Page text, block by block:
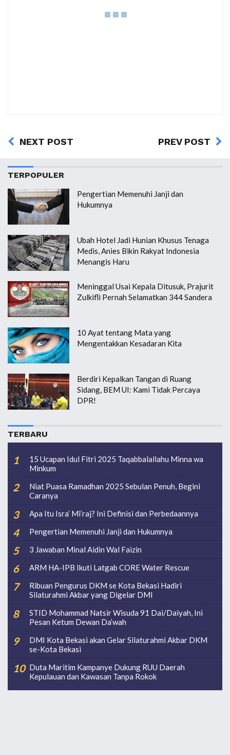
NEXT POST PREV POST
TERPOPULER
Pengertian Memenuhi Janji dan
Hukumnya
Ubah Hotel Jadi Hunian Khusus Tenaga
Medis, Anies Bikin Rakyat Indonesia
Menangis Haru
Meninggal Usai Kepala Ditusuk, Prajurit
Zulkifli Pernah Selamatkan 344 Sandera
10 Ayat tentang Mata yang
Mengentakkan Kesadaran Kita
Berdiri Kepalkan Tangan di Ruang
Sidang, BEM UI: Kami Tidak Percaya
DPR!
TERBARU
15 Ucapan Idul Fitri 2025 Taqabbalallahu Minna wa
Minkum
Niat Puasa Ramadhan 2025 Sebulan Penuh, Begini
Caranya
Apa Itu Isra’ Mi’raj? Ini Definisi dan Perbedaannya
Pengertian Memenuhi Janji dan Hukumnya
3 Jawaban Minal Aidin Wal Faizin
ARM HA-IPB Ikuti Latgab CORE Water Rescue
Ribuan Pengurus DKM se Kota Bekasi Hadiri
Silaturahmi Akbar yang Digelar DMI
STID Mohammad Natsir Wisuda 91 Dai/Daiyah, Ini
Pesan Ketum Dewan Da’wah
DMI Kota Bekasi akan Gelar Silaturahmi Akbar DKM
se-Kota Bekasi
Duta Maritim Kampanye Dukung RUU Daerah
Kepulauan dan Kawasan Tanpa Rokok